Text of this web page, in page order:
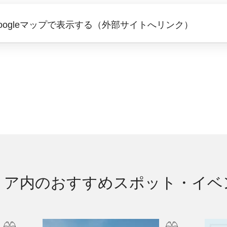
マップで表示する（外部サイトへリンク）
内のおすすめ スポット・イ